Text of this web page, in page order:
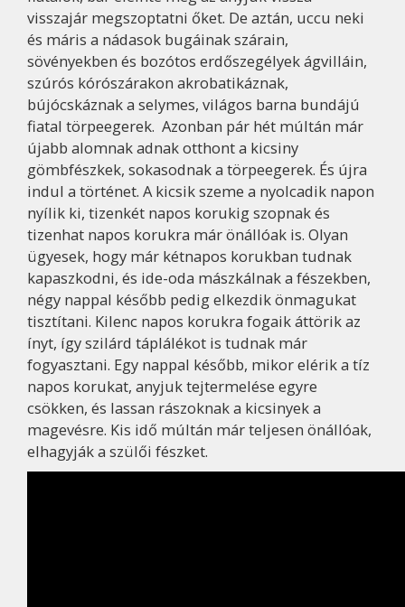
visszajár megszoptatni őket. De aztán, uccu neki
és máris a nádasok bugáinak szárain,
sövényekben és bozótos erdőszegélyek ágvilláin,
szúrós kórószárakon akrobatikáznak,
bújócskáznak a selymes, világos barna bundájú
fiatal törpeegerek. Azonban pár hét múltán már
újabb alomnak adnak otthont a kicsiny
gömbfészkek, sokasodnak a törpeegerek. És újra
indul a történet. A kicsik szeme a nyolcadik napon
nyílik ki, tizenkét napos korukig szopnak és
tizenhat napos korukra már önállóak is. Olyan
ügyesek, hogy már kétnapos korukban tudnak
kapaszkodni, és ide-oda mászkálnak a fészekben,
négy nappal később pedig elkezdik önmagukat
tisztítani. Kilenc napos korukra fogaik áttörik az
ínyt, így szilárd táplálékot is tudnak már
fogyasztani. Egy nappal később, mikor elérik a tíz
napos korukat, anyjuk tejtermelése egyre
csökken, és lassan rászoknak a kicsinyek a
magevésre. Kis idő múltán már teljesen önállóak,
elhagyják a szülői fészket.